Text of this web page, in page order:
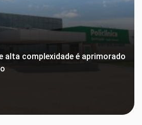
alta complexidade é aprimorado